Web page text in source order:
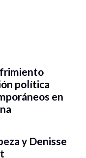
política
en
y Denisse